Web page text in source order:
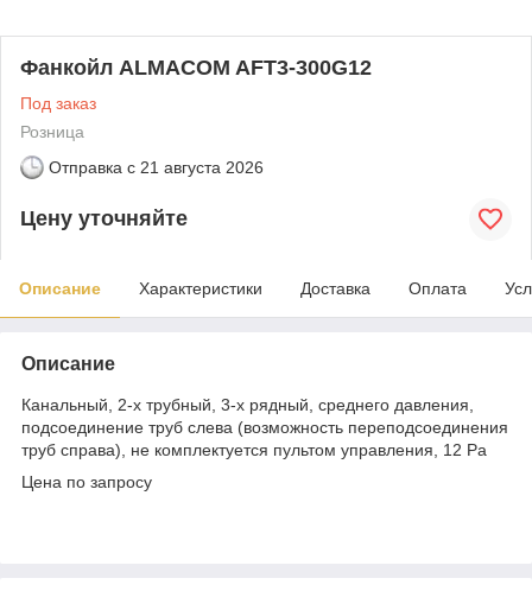
Фанкойл ALMACOM AFT3-300G12
Под заказ
Розница
Отправка с 21 августа 2026
Цену уточняйте
Описание Характеристики Доставка Оплата
Описание
Канальный, 2-х трубный, 3-х рядный, среднего давления,
подсоединение труб слева (возможность переподсоединения
труб справа), не комплектуется пультом управления, 12 Pa
Цена по запросу